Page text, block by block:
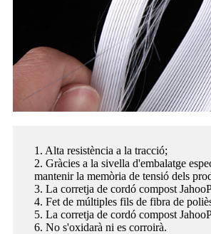
1. Alta resistència a la tracció;
2. Gràcies a la sivella d'embalatge
mantenir la memòria de tensió dels
3. La corretja de cordó compost
4. Fet de múltiples fils de fibra de
5. La corretja de cordó compost
6. No s'oxidarà ni es corroirà.